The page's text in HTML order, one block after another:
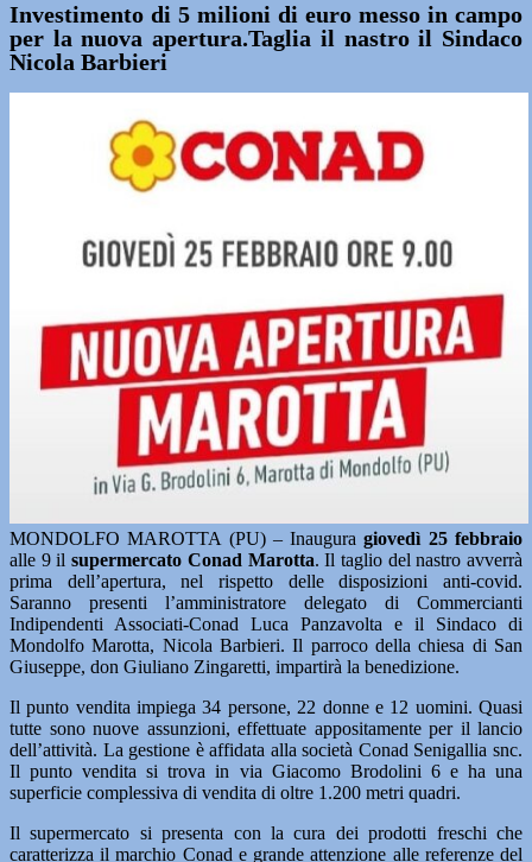
Investimento di 5 milioni di euro messo in campo
per la nuova apertura.Taglia il nastro il Sindaco
Nicola Barbieri
MONDOLFO MAROTTA (PU) – Inauguragiovedì 25 febbraio
alle 9 ilsupermercato Conad Marotta. Il taglio del nastro avverrà
prima dell’apertura, nel rispetto delle disposizioni anti-covid.
Saranno presenti l’amministratore delegato di Commercianti
Indipendenti Associati-Conad Luca Panzavolta e il Sindaco di
Mondolfo Marotta, Nicola Barbieri. Il parroco della chiesa di San
Giuseppe, don Giuliano Zingaretti, impartirà la benedizione.
Il punto vendita impiega 34 persone, 22 donne e 12 uomini. Quasi
tutte sono nuove assunzioni, effettuate appositamente per il lancio
dell’attività. La gestione è affidata alla società Conad Senigallia snc.
Il punto vendita si trova in via Giacomo Brodolini 6 e ha una
superficie complessiva di vendita di oltre 1.200 metri quadri.
Il supermercato si presenta con la cura dei prodotti freschi che
caratterizza il marchio Conad e grande attenzione alle referenze del